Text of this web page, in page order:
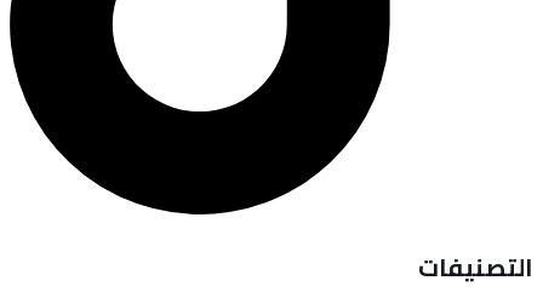
التصنيفات